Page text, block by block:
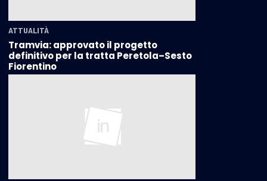
ATTUALITÀ
Tramvia: approvato il progetto
definitivo per la tratta Peretola–Sesto
Fiorentino